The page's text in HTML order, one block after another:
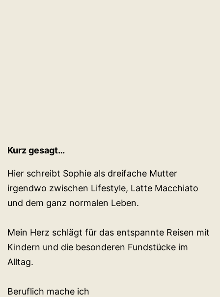
Kurz gesagt…
Hier schreibt Sophie als dreifache Mutter
irgendwo zwischen Lifestyle, Latte Macchiato
und dem ganz normalen Leben.
Mein Herz schlägt für das entspannte Reisen mit
Kindern und die besonderen Fundstücke im
Alltag.
Beruflich mache ich